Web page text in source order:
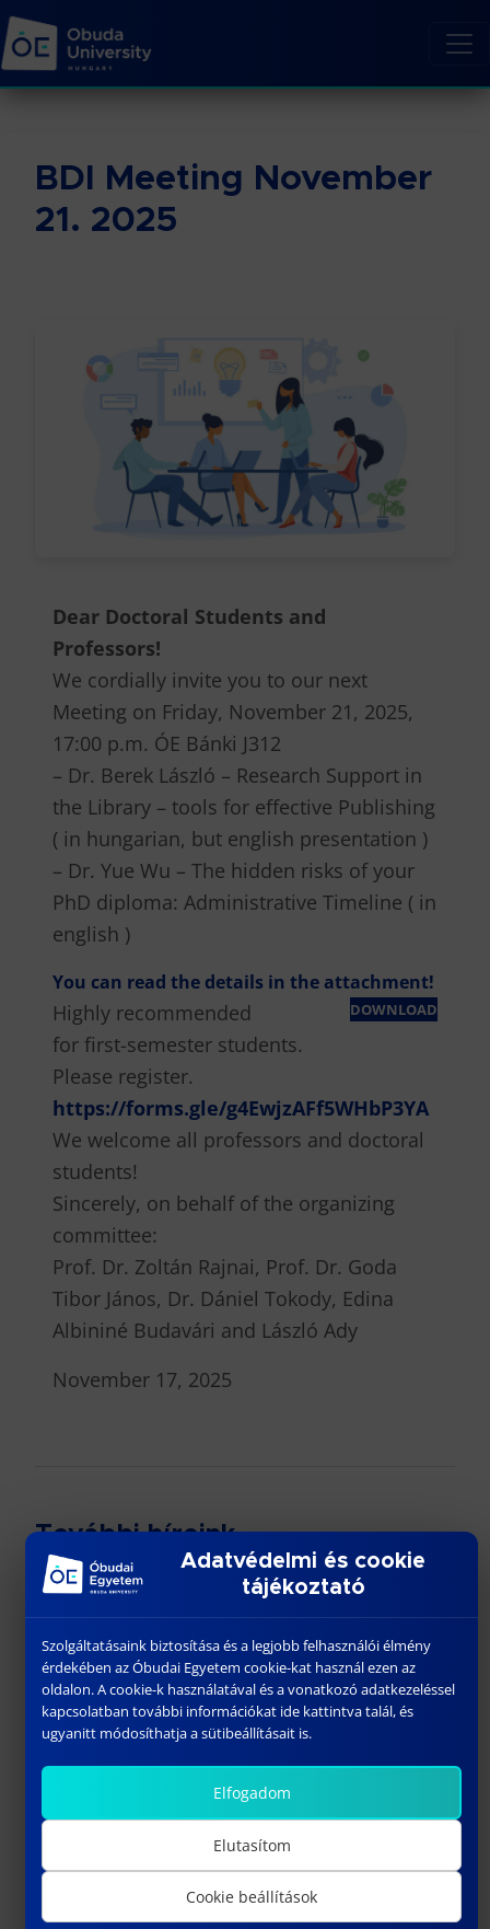
BDI Meeting November
21. 2025
Dear Doctoral Students and
Professors!
We cordially invite you to our next
Meeting on Friday, November 21, 2025,
17:00 p.m. ÓE Bánki J312
– Dr. Berek László – Research Support in
the Library – tools for effective Publishing
( in hungarian, but english presentation )
– Dr. Yue Wu – The hidden risks of your
PhD diploma: Administrative Timeline ( in
english )
You can read the details in the attachment!
DOWNLOAD
Highly recommended
for first-semester students.
Please register.
https://forms.gle/g4EwjzAFf5WHbP3YA
We welcome all professors and doctoral
students!
Sincerely, on behalf of the organizing
committee:
Prof. Dr. Zoltán Rajnai, Prof. Dr. Goda
Tibor János, Dr. Dániel Tokody, Edina
Albininé Budavári and László Ady
November 17, 2025
További híreink
“CYBER SECURITY – HIGHER EDUCATION –
AGRICULTURE”
October 21, 2025
Adatvédelmi és cookie
tájékoztató
Szolgáltatásaink biztosítása és a legjobb felhasználói élmény
érdekében az Óbudai Egyetem cookie-kat használ ezen az
oldalon. A cookie-k használatával és a vonatkozó adatkezeléssel
kapcsolatban további információkat ide kattintva talál, és
ugyanitt módosíthatja a sütibeállításait is.
Elfogadom
Elutasítom
Cookie beállítások